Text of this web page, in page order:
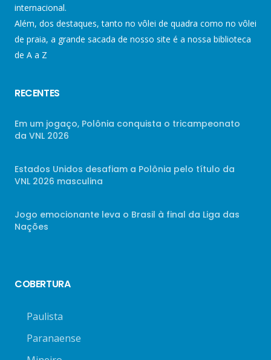
internacional.
Além, dos destaques, tanto no vôlei de quadra como no vôlei
de praia, a grande sacada de nosso site é a nossa biblioteca
de A a Z
RECENTES
Em um jogaço, Polônia conquista o tricampeonato
da VNL 2026
Estados Unidos desafiam a Polônia pelo título da
VNL 2026 masculina
Jogo emocionante leva o Brasil à final da Liga das
Nações
COBERTURA
Paulista
Paranaense